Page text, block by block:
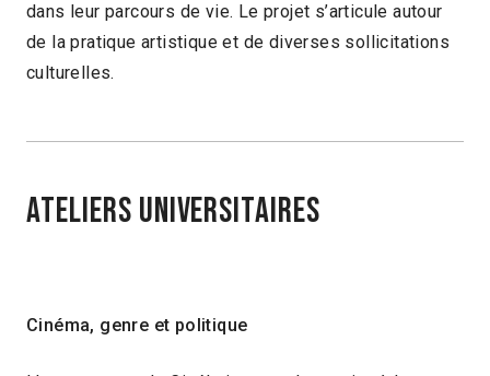
dans leur parcours de vie. Le projet s’articule autour
de la pratique artistique et de diverses sollicitations
culturelles.
Ateliers Universitaires
Cinéma, genre et politique